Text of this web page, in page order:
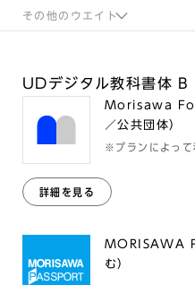
その他のウエイト
UDデジタル教科書体 B
Morisawa
／公共団体）
※プランによって
詳細を見る
MORISAWA
む）